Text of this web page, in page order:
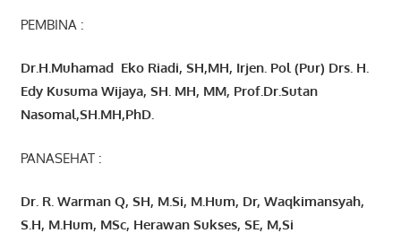
PEMBINA :
Dr.H.Muhamad Eko Riadi, SH,MH, Irjen. Pol (Pur) Drs. H.
Edy Kusuma Wijaya, SH. MH, MM, Prof.Dr.Sutan
Nasomal,SH.MH,PhD.
PANASEHAT :
Dr. R. Warman Q, SH, M.Si, M.Hum, Dr, Waqkimansyah,
S.H, M.Hum, MSc, Herawan Sukses, SE, M,Si